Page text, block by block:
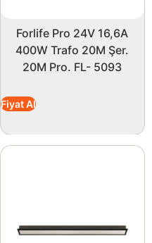
Forlife Pro 24V 16,6A
400W Trafo 20M Şer.
20M Pro. FL- 5093
Fiyat Al